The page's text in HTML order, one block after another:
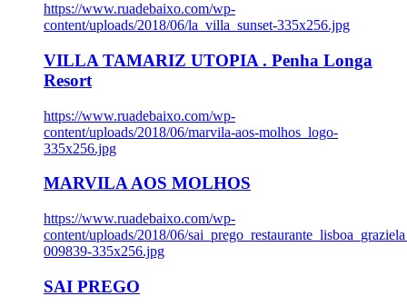
https://www.ruadebaixo.com/wp-
content/uploads/2018/06/la_villa_sunset-335x256.jpg
VILLA TAMARIZ UTOPIA . Penha Longa
Resort
https://www.ruadebaixo.com/wp-
content/uploads/2018/06/marvila-aos-molhos_logo-
335x256.jpg
MARVILA AOS MOLHOS
https://www.ruadebaixo.com/wp-
content/uploads/2018/06/
009839-335x256.jpg
SAI PREGO